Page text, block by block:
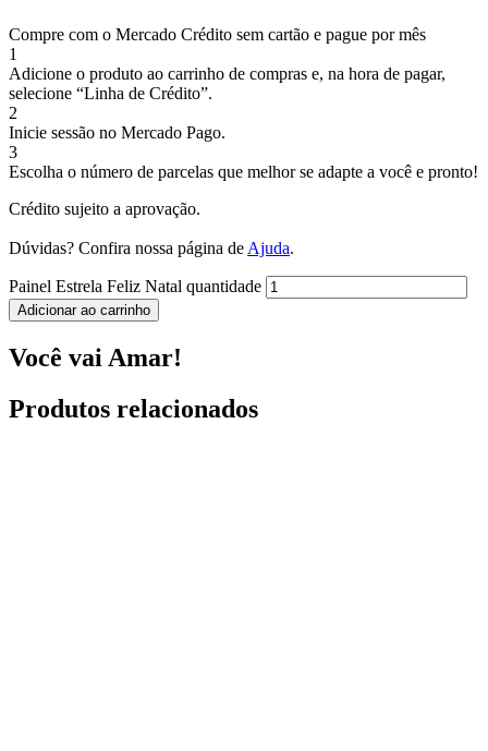
Compre com o Mercado Crédito sem cartão e pague por mês
1
Adicione o produto ao carrinho de compras e, na hora de pagar,
selecione “Linha de Crédito”.
2
Inicie sessão no Mercado Pago.
3
Escolha o número de parcelas que melhor se adapte a você e pronto!
Crédito sujeito a aprovação.
Dúvidas? Confira nossa página de Ajuda.
Painel Estrela Feliz Natal quantidade
Adicionar ao carrinho
Você vai Amar!
Produtos relacionados